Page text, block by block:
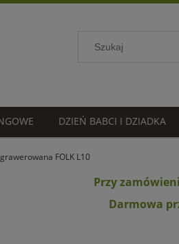
DZIEŃ BABCI I DZIADKA
FOLK L10
Przy
Darmowa